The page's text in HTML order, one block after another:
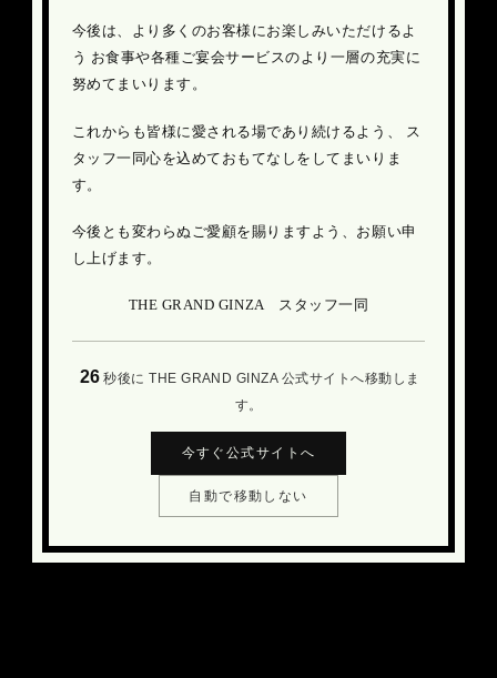
今後は、より多くのお客様にお楽しみいただけるよ
う お食事や各種ご宴会サービスのより一層の充実に
努めてまいります。
これからも皆様に愛される場であり続けるよう、
ス
タッフ一同心を込めておもてなしをしてまいりま
す。
今後とも変わらぬご愛顧を賜りますよう、お願い申
し上げます。
THE GRAND GINZA スタッフ一同
26 秒後に THE GRAND GINZA 公式サイトへ移動しま
す。
今すぐ公式サイトへ
自動で移動しない